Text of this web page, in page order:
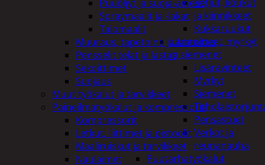
ja kiinnikkeet
Kukkaruukut
Lannoitteet, myrkyt
ja siemenet
Lisäravinteet
Myrkyt
Siemenet
Pensastuet
Verkot ja
reunanauha
Puutarhatyökalut
Puuöljyt ja suoja-aineet
Spraymaalit ja -lakat
Talomaalit
Muuraus, tapetointi ja laatoitus
Pensselit telat ja lastat
Sekoittimet
Suojaus
Muut työkalut ja tarvikkeet
Paineilmatyökalut ja kompressorit
Kompressorit
Letkut, liittimet ja pistoolit
Maaliruiskut ja tarvikkeet
Naulaimet